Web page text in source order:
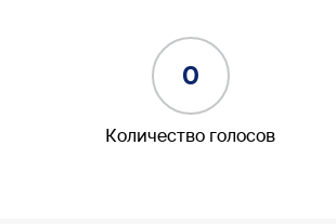
0
Количество голосов